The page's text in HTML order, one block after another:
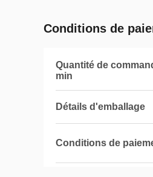
Conditions de
Quantité de
min
Détails d'emballage
Conditions de